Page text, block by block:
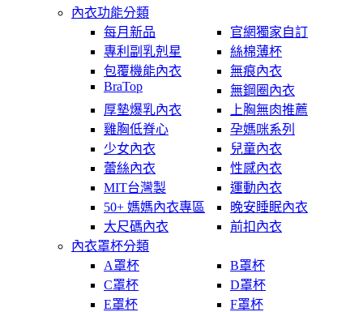
內衣功能分類
每月新品
官網獨家自訂
專利副乳剋星
絲棉薄杯
包覆機能內衣
無痕內衣
BraTop
無鋼圈內衣
厚墊爆乳內衣
上胸無肉推薦
雞胸低脊心
孕媽咪系列
少女內衣
兒童內衣
蕾絲內衣
性感內衣
MIT台灣製
運動內衣
50+ 媽媽內衣專區
晚安睡眠內衣
大尺碼內衣
前扣內衣
內衣罩杯分類
A罩杯
B罩杯
C罩杯
D罩杯
E罩杯
F罩杯